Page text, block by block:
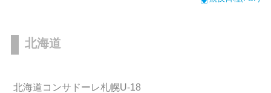
北海道
北海道コンサドーレ札幌U-18